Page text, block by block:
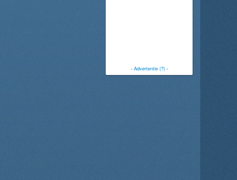
- Advertentie (?)-